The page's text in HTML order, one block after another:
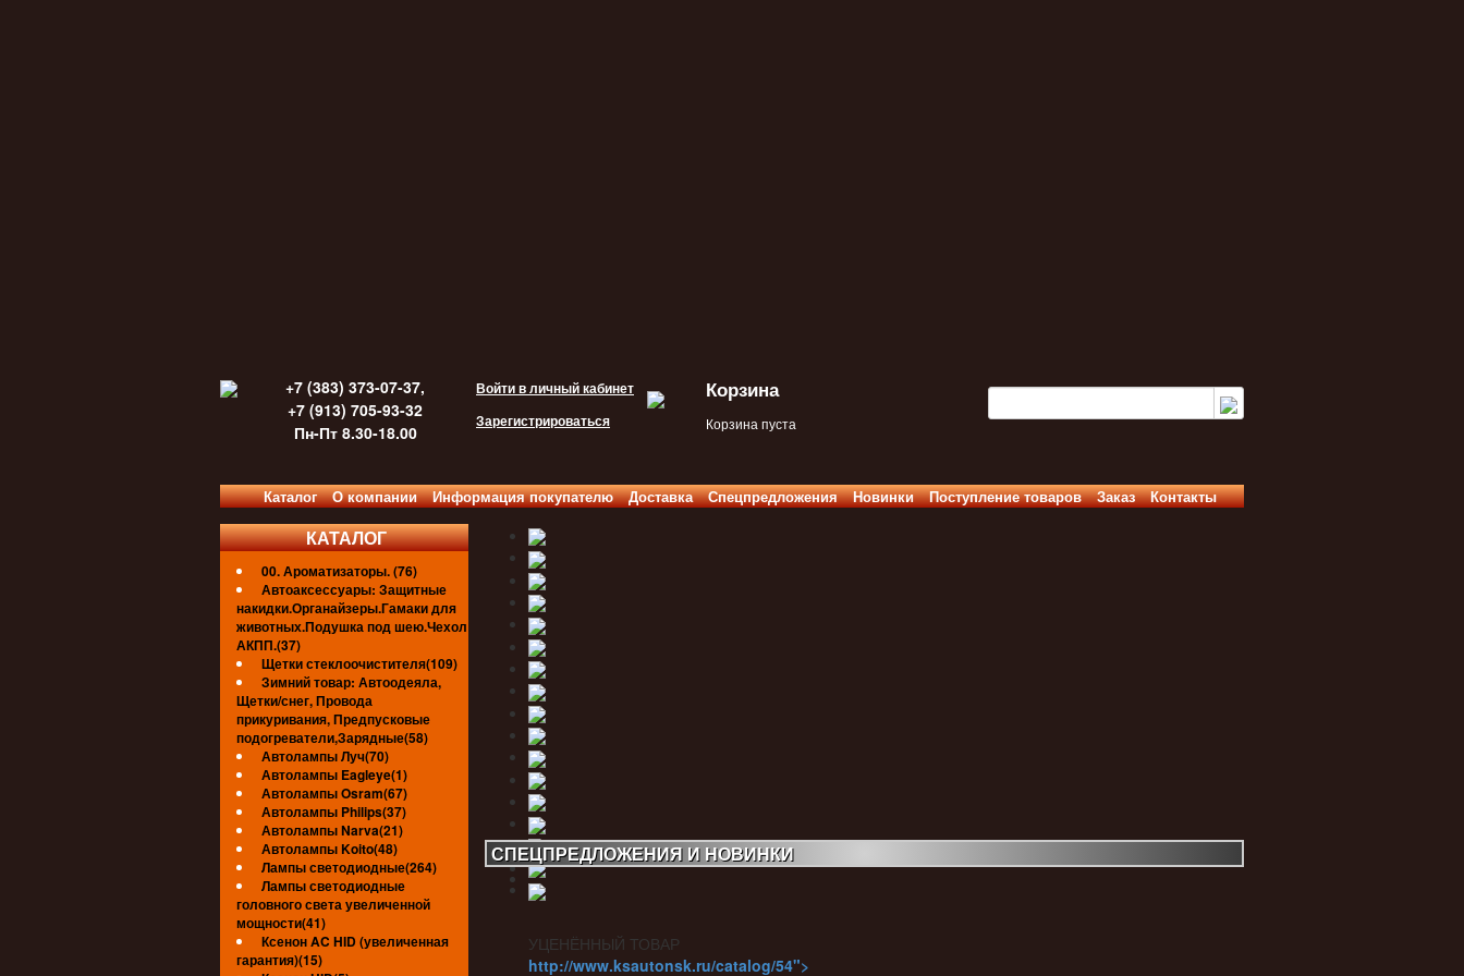
+7 (383) 373-07-37,
+7 (913) 705-93-32
Пн-Пт 8.30-18.00
Войти в личный кабинет
Зарегистрироваться
Корзина
Корзина пуста
Каталог О компании Информация покупателю Доставка Спецпредложения Новинки Поступление товаров Заказ Контакты
КАТАЛОГ
00. Ароматизаторы. (76)
Автоаксессуары: Защитные
накидки.Органайзеры.Гамаки для
животных.Подушка под шею.Чехол
АКПП.(37)
Щетки стеклоочистителя(109)
Зимний товар: Автоодеяла,
Щетки/снег, Провода
прикуривания, Предпусковые
подогреватели,Зарядные(58)
Автолампы Луч(70)
Автолампы Eagleye(1)
Автолампы Osram(67)
Автолампы Philips(37)
Автолампы Narva(21)
Автолампы Koito(48)
Лампы светодиодные(264)
Лампы светодиодные
головного света увеличенной
мощности(41)
Ксенон AC HID (увеличенная
гарантия)(15)
СПЕЦПРЕДЛОЖЕНИЯ И НОВИНКИ
УЦЕНЁННЫЙ ТОВАР
http://www.ksautonsk.ru/catalog/54">